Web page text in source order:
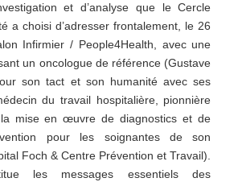
et d’analyse que le Cercle
a choisi d’adresser frontalement, le 26
Infirmier / People4Health, avec une
un oncologue de référence (Gustave
son tact et son humanité avec ses
du travail hospitalière, pionnière
la mise en œuvre de diagnostics et de
pour les soignantes de son
Foch & Centre Prévention et Travail).
les messages essentiels des